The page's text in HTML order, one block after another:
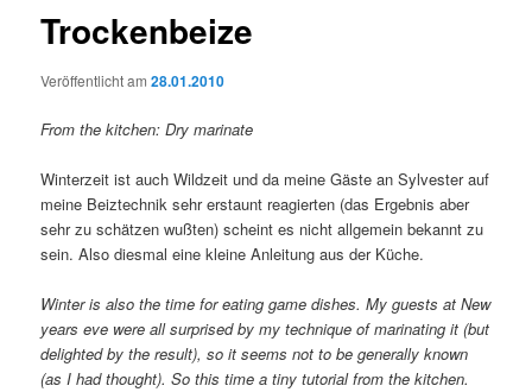
Trockenbeize
Veröffentlicht am28.01.2010
From the kitchen: Dry marinate
Winterzeit ist auch Wildzeit und da meine Gäste an Sylvester auf
meine Beiztechnik sehr erstaunt reagierten (das Ergebnis aber
sehr zu schätzen wußten) scheint es nicht allgemein bekannt zu
sein. Also diesmal eine kleine Anleitung aus der Küche.
Winter is also the time for eating game dishes. My guests at New
years eve were all surprised by my technique of marinating it (but
delighted by the result), so it seems not to be generally known
(as I had thought). So this time a tiny tutorial from the kitchen.